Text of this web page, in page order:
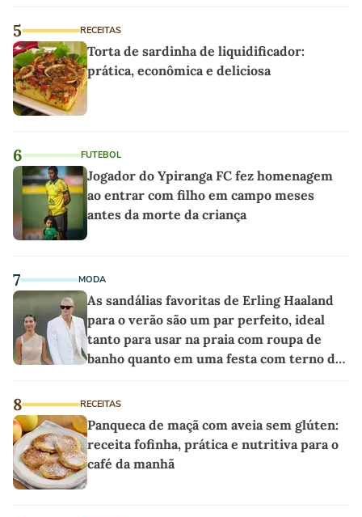
5 RECEITAS
Torta de sardinha de liquidificador:
prática, econômica e deliciosa
6 FUTEBOL
Jogador do Ypiranga FC fez homenagem
ao entrar com filho em campo meses
antes da morte da criança
7 MODA
As sandálias favoritas de Erling Haaland
para o verão são um par perfeito, ideal
tanto para usar na praia com roupa de
banho quanto em uma festa com terno de
8 RECEITAS
Panqueca de maçã com aveia sem glúten:
receita fofinha, prática e nutritiva para o
café da manhã